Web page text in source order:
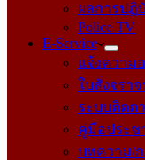
ผลการปฏิ
Police TV
E-Service
แจ้งความ
ใบสั่งจรา
ระบบติดต
คู่มือประช
บทความ/